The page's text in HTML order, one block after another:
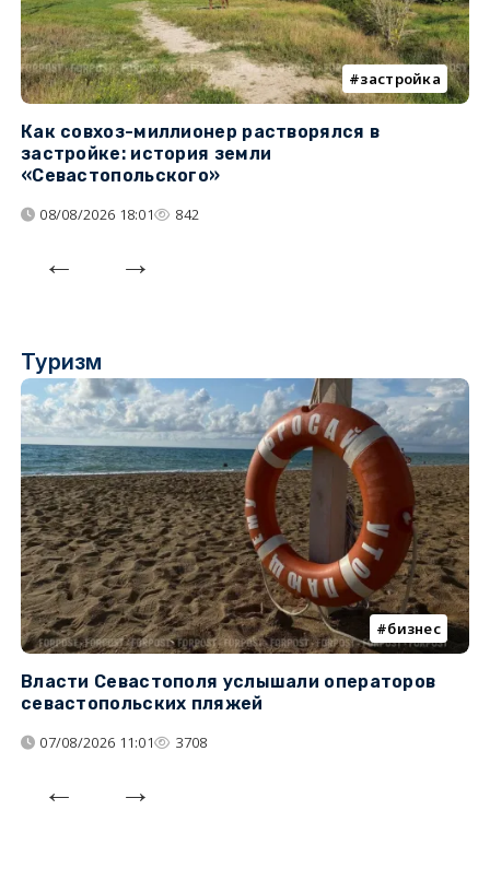
застройка
Как совхоз-миллионер растворялся в
застройке: история земли
«Севастопольского»
08/08/2026 18:01 842
Туризм
бизнес
Власти Севастополя услышали операторов
севастопольских пляжей
07/08/2026 11:01 3708